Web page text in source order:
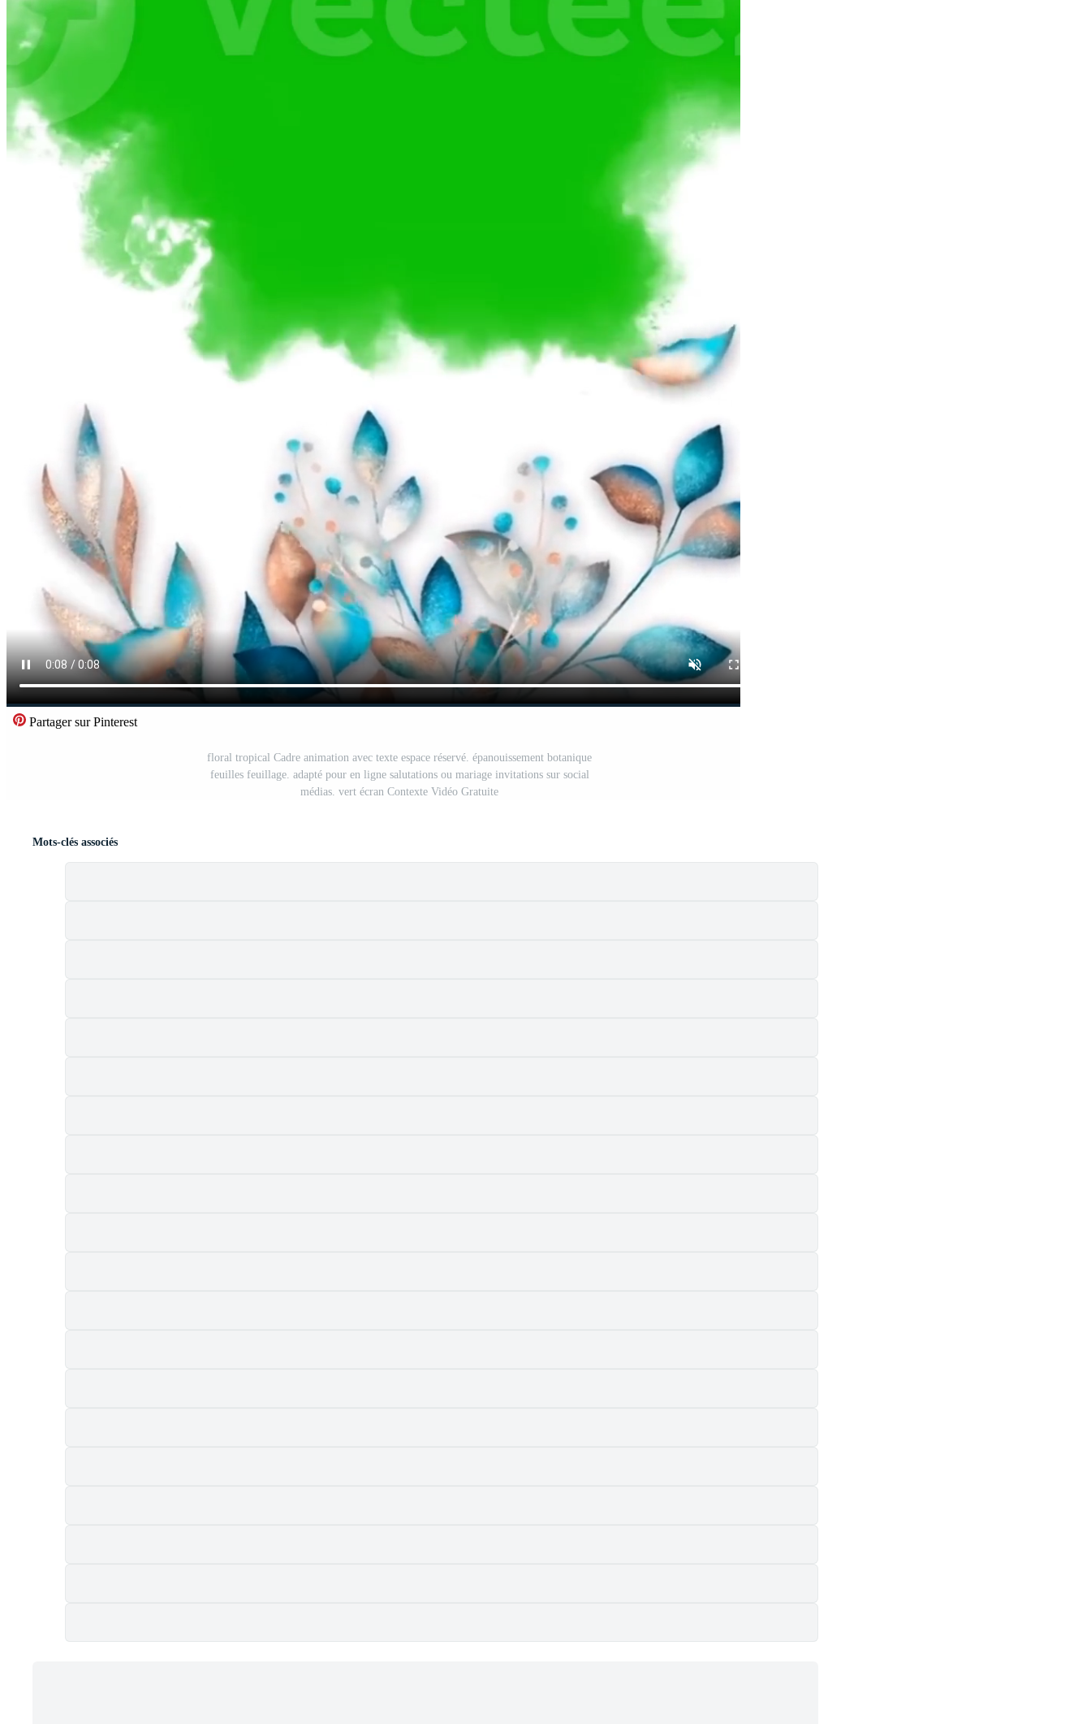
Partager sur Pinterest
floral tropical Cadre animation avec texte espace réservé. épanouissement botanique
feuilles feuillage. adapté pour en ligne salutations ou mariage invitations sur social
médias. vert écran Contexte Vidéo Gratuite
Mots-clés associés